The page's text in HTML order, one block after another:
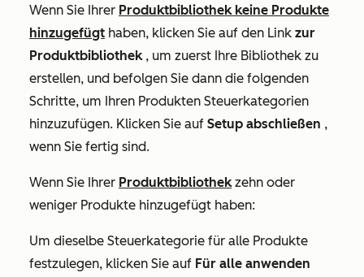
Wenn Sie Ihrer Produktbibliothek keine Produkte
hinzugefügt haben, klicken Sie auf den Link zur
Produktbibliothek, um zuerst Ihre Bibliothek zu
erstellen, und befolgen Sie dann die folgenden
Schritte, um Ihren Produkten Steuerkategorien
hinzuzufügen. Klicken Sie auf Setup abschließen ,
wenn Sie fertig sind.
Wenn Sie Ihrer Produktbibliothekzehn oder
weniger Produkte hinzugefügt haben:
Um dieselbe Steuerkategorie für alle Produkte
festzulegen, klicken Sie auf Für alle anwenden